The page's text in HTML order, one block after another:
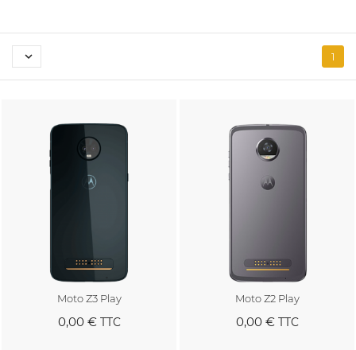
 1
Moto Z3 Play
0,00 €TTC
Moto Z2 Play
0,00 €TTC